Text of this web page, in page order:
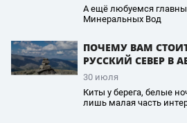
А ещё любуемся
Минеральных Вод
ПОЧЕМУ ВАМ
РУССКИЙ СЕВЕР В
30 июля
Киты у берега, белые
лишь малая часть